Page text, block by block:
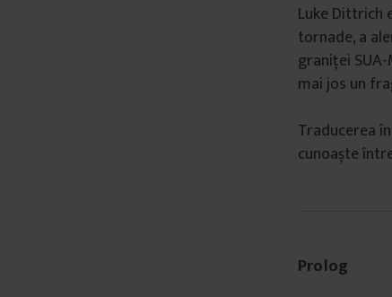
Luke Dittrich
tornade, a
graniței
mai jos un
Traducerea
cunoaște
Prolog